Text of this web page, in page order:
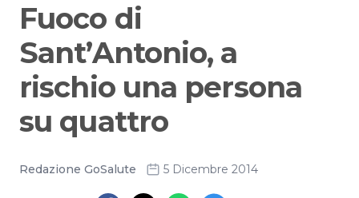
Fuoco di
Sant’Antonio, a
rischio una persona
su quattro
Redazione GoSalute 5 Dicembre 2014